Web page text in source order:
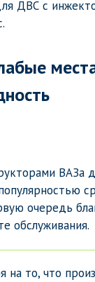
ДВС с
ВАЗа
очередь
обслуживания.
на то, что